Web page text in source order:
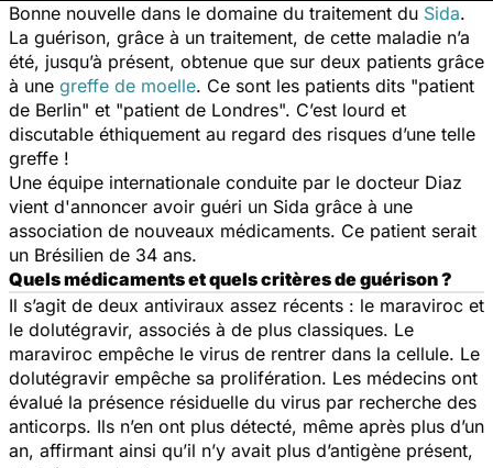
Bonne nouvelle dans le domaine du traitement du Sida.
La guérison, grâce à un traitement, de cette maladie n’a
été, jusqu’à présent, obtenue que sur deux patients grâce
à une greffe de moelle. Ce sont les patients dits "patient
de Berlin" et "patient de Londres". C’est lourd et
discutable éthiquement au regard des risques d’une telle
greffe !
Une équipe internationale conduite par le docteur Diaz
vient d'annoncer avoir guéri un Sida grâce à une
association de nouveaux médicaments. Ce patient serait
un Brésilien de 34 ans.
Quels médicaments et quels critères de guérison ?
Il s’agit de deux antiviraux assez récents : le maraviroc et
le dolutégravir, associés à de plus classiques. Le
maraviroc empêche le virus de rentrer dans la cellule. Le
dolutégravir empêche sa prolifération. Les médecins ont
évalué la présence résiduelle du virus par recherche des
anticorps. Ils n’en ont plus détecté, même après plus d’un
an, affirmant ainsi qu’il n’y avait plus d’antigène présent,